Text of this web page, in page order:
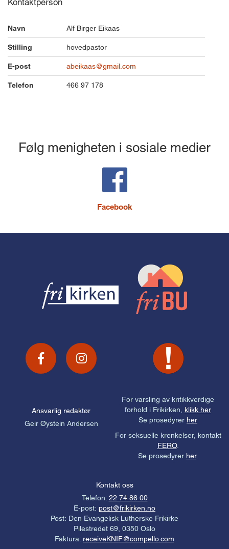
Kontaktperson
Navn Alf Birger Eikaas
Stilling hovedpastor
E-post abeikaas@gmail.com
Telefon 466 97 178
Følg menigheten i sosiale medier
Facebook
Kontakt oss
Telefon: 22 74 86 00
E-post: post@frikirken.no
Post: Den Evangelisk Lutherske Frikirke
Pilestredet 69, 0350 Oslo
Faktura: receiveKNIF@compello.com
Ansvarlig redaktør
Geir Øystein Andersen
For varsling av kritikkverdige
forhold i Frikirken, klikk her
Se prosedyrer her
For seksuelle krenkelser, kontakt
FERO.
Se prosedyrer her.